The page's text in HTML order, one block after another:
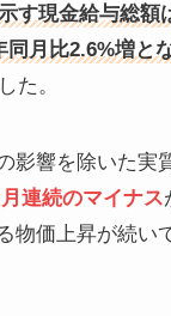
す現金給与総額
同月比2.6%増と
た。
影響を除いた実
連続のマイナス
物価上昇が続い